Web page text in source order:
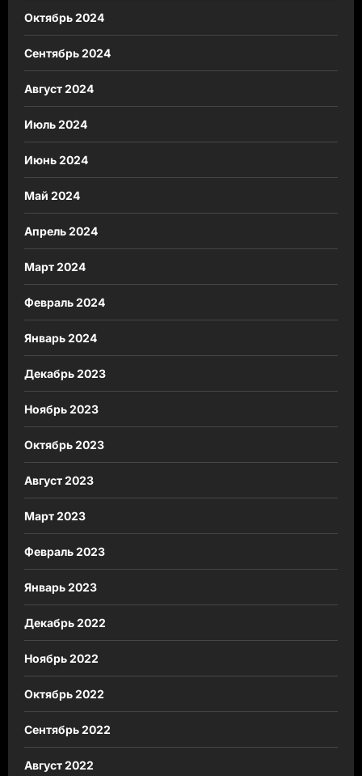
Октябрь 2024
Сентябрь 2024
Август 2024
Июль 2024
Июнь 2024
Май 2024
Апрель 2024
Март 2024
Февраль 2024
Январь 2024
Декабрь 2023
Ноябрь 2023
Октябрь 2023
Август 2023
Март 2023
Февраль 2023
Январь 2023
Декабрь 2022
Ноябрь 2022
Октябрь 2022
Сентябрь 2022
Август 2022